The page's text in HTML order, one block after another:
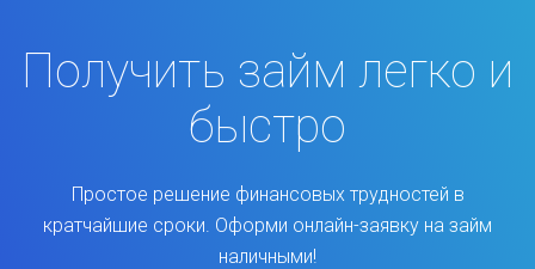
Получить займ легко и
быстро
Простое решение финансовых трудностей в
кратчайшие сроки. Оформи онлайн-заявку на займ
наличными!